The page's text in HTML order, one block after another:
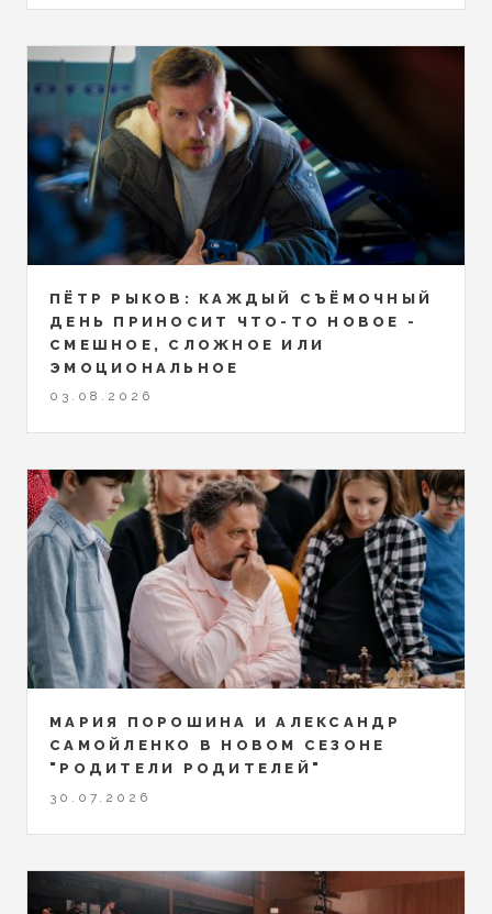
ПЁТР РЫКОВ: КАЖДЫЙ СЪЁМОЧНЫЙ
ДЕНЬ ПРИНОСИТ ЧТО-ТО НОВОЕ -
СМЕШНОЕ, СЛОЖНОЕ ИЛИ
ЭМОЦИОНАЛЬНОЕ
03.08.2026
МАРИЯ ПОРОШИНА И АЛЕКСАНДР
САМОЙЛЕНКО В НОВОМ СЕЗОНЕ
"РОДИТЕЛИ РОДИТЕЛЕЙ"
30.07.2026